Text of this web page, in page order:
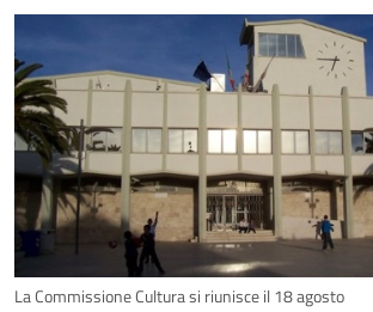
La Commissione Cultura si riunisce il 18 agosto